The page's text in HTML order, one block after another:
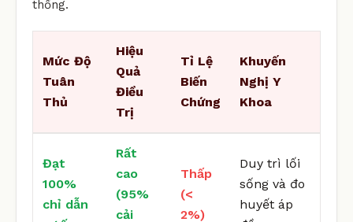
thống.
Mức Độ
Tuân
Thủ
Hiệu
Quả
Điều
Trị
Tỉ Lệ
Biến
Chứng
Khuyến
Nghị Y
Khoa
Đạt
100%
chỉ dẫn
Rất
cao
(95%
cải
Thấp
(<
2%)
Duy trì lối
sống và đo
huyết áp